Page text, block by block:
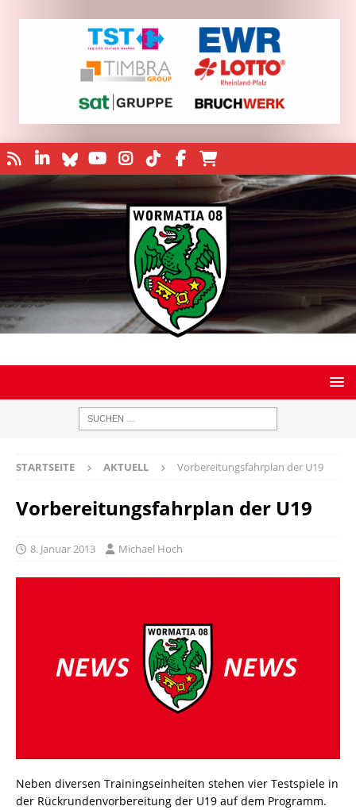
STARTSEITE AKTUELL Vorbereitungsfahrplan der U19
Vorbereitungsfahrplan der U19
8. Januar 2013 Michael Hoch
Neben diversen Trainingseinheiten stehen vier Testspiele in
der Rückrundenvorbereitung der U19 auf dem Programm.